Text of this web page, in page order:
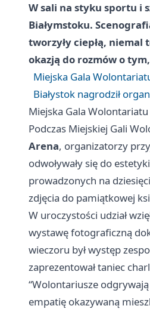
W sali na styku sportu i
Białymstoku.
tworzyły ciepłą,
okazją do rozmów o
Miejska Gala
Białystok nagrodził
Miejska Gala
Podczas Miejskiej Gali
Arena, organizatorzy
odwoływały się do
prowadzonych na
zdjęcia do pamiątkowej
W uroczystości udział
wystawę fotograficzną
wieczoru był występ
zaprezentował taniec
“Wolontariusze
empatię okazywaną